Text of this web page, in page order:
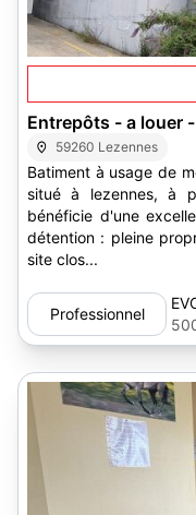
Entrepôts - a louer
59260 Lezennes
Batiment à usage de
situé à lezennes, à proximité immédiate de lille, le site
bénéficie d'une
détention : pleine
site clos...
Professionnel